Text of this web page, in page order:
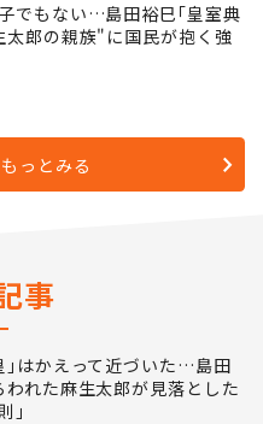
でもない…島田裕巳｢皇室典
郎の親族"に国民が抱く強
っとみる
事
｣はかえって近づいた…島田
れた麻生太郎が見落とした
｣